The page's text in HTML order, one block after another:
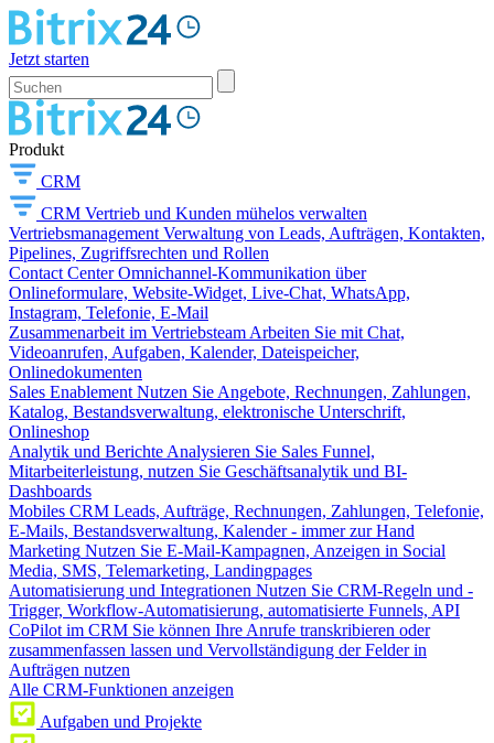
Jetzt starten
Produkt
CRM
CRM Vertrieb und Kunden mühelos verwalten
Vertriebsmanagement Verwaltung von Leads, Aufträgen, Kontakten,
Pipelines, Zugriffsrechten und Rollen
Contact Center Omnichannel-Kommunikation über
Onlineformulare, Website-Widget, Live-Chat, WhatsApp,
Instagram, Telefonie, E-Mail
Zusammenarbeit im Vertriebsteam Arbeiten Sie mit Chat,
Videoanrufen, Aufgaben, Kalender, Dateispeicher,
Onlinedokumenten
Sales Enablement Nutzen Sie Angebote, Rechnungen, Zahlungen,
Katalog, Bestandsverwaltung, elektronische Unterschrift,
Onlineshop
Analytik und Berichte Analysieren Sie Sales Funnel,
Mitarbeiterleistung, nutzen Sie Geschäftsanalytik und BI-
Dashboards
Mobiles CRM Leads, Aufträge, Rechnungen, Zahlungen, Telefonie,
E-Mails, Bestandsverwaltung, Kalender - immer zur Hand
Marketing Nutzen Sie E-Mail-Kampagnen, Anzeigen in Social
Media, SMS, Telemarketing, Landingpages
Automatisierung und Integrationen Nutzen Sie CRM-Regeln und -
Trigger, Workflow-Automatisierung, automatisierte Funnels, API
CoPilot im CRM Sie können Ihre Anrufe transkribieren oder
zusammenfassen lassen und Vervollständigung der Felder in
Aufträgen nutzen
Alle CRM-Funktionen anzeigen
Aufgaben und Projekte